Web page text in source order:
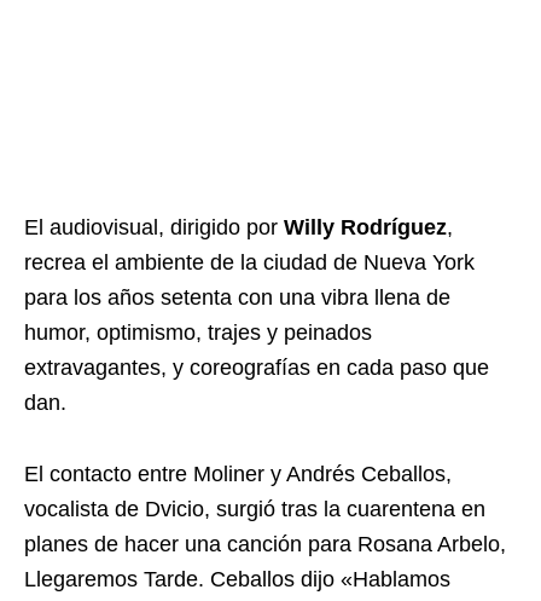
El audiovisual, dirigido por Willy Rodríguez,
recrea el ambiente de la ciudad de Nueva York
para los años setenta con una vibra llena de
humor, optimismo, trajes y peinados
extravagantes, y coreografías en cada paso que
dan.
El contacto entre Moliner y Andrés Ceballos,
vocalista de Dvicio, surgió tras la cuarentena en
planes de hacer una canción para Rosana Arbelo,
Llegaremos Tarde. Ceballos dijo «Hablamos